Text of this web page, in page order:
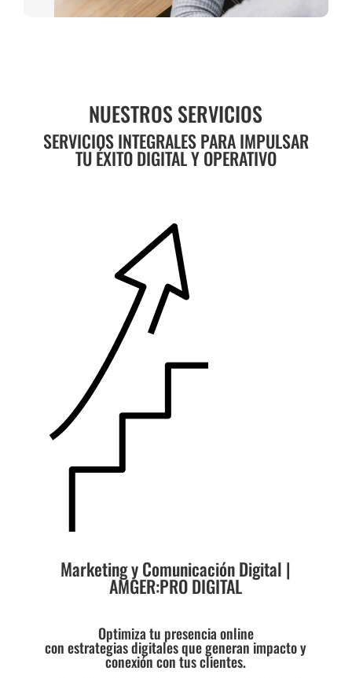
NUESTROS SERVICIOS
SERVICIOS INTEGRALES PARA IMPULSAR
TU ÉXITO DIGITAL Y OPERATIVO
Marketing y Comunicación Digital |
AMGER:PRO DIGITAL
Optimiza tu presencia online
con estrategias digitales que generan impacto y
conexión con tus clientes.